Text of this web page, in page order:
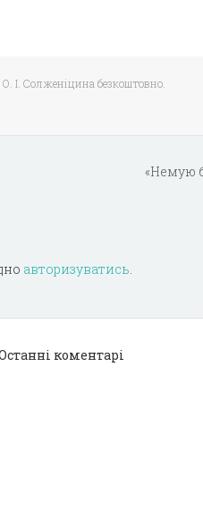
І. Солженіцина безкоштовно.
«Немую
авторизуватись.
коментарі